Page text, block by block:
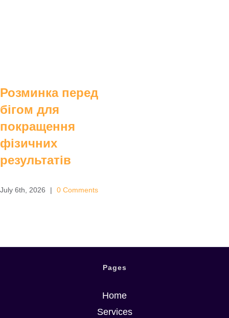
Розминка перед
бігом для
покращення
фізичних
результатів
July 6th, 2026 | 0 Comments
Pages
Home
Services